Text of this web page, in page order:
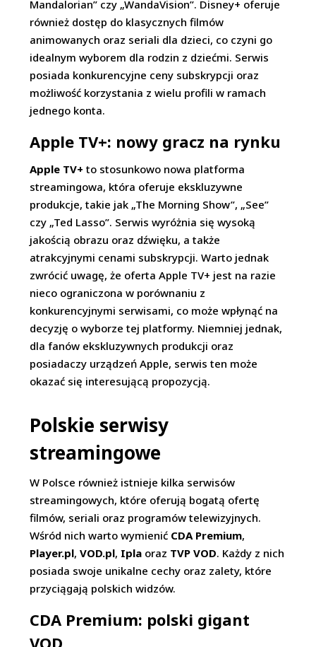
Mandalorian” czy „WandaVision”. Disney+ oferuje
również dostęp do klasycznych filmów
animowanych oraz seriali dla dzieci, co czyni go
idealnym wyborem dla rodzin z dziećmi. Serwis
posiada konkurencyjne ceny subskrypcji oraz
możliwość korzystania z wielu profili w ramach
jednego konta.
Apple TV+: nowy gracz na rynku
Apple TV+ to stosunkowo nowa platforma
streamingowa, która oferuje ekskluzywne
produkcje, takie jak „The Morning Show”, „See”
czy „Ted Lasso”. Serwis wyróżnia się wysoką
jakością obrazu oraz dźwięku, a także
atrakcyjnymi cenami subskrypcji. Warto jednak
zwrócić uwagę, że oferta Apple TV+ jest na razie
nieco ograniczona w porównaniu z
konkurencyjnymi serwisami, co może wpłynąć na
decyzję o wyborze tej platformy. Niemniej jednak,
dla fanów ekskluzywnych produkcji oraz
posiadaczy urządzeń Apple, serwis ten może
okazać się interesującą propozycją.
Polskie serwisy
streamingowe
W Polsce również istnieje kilka serwisów
streamingowych, które oferują bogatą ofertę
filmów, seriali oraz programów telewizyjnych.
Wśród nich warto wymienić CDA Premium,
Player.pl,VOD.pl, Ipla oraz TVP VOD. Każdy z nich
posiada swoje unikalne cechy oraz zalety, które
przyciągają polskich widzów.
CDA Premium: polski gigant
VOD